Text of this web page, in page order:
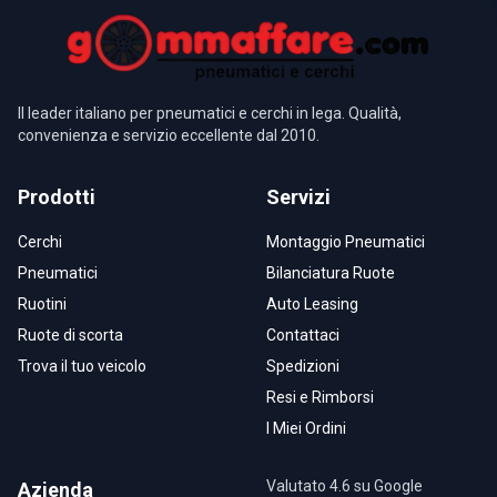
Il leader italiano per pneumatici e cerchi in lega. Qualità,
convenienza e servizio eccellente dal 2010.
Prodotti
Cerchi
Pneumatici
Ruotini
Ruote di scorta
Trova il tuo veicolo
Servizi
Montaggio Pneumatici
Bilanciatura Ruote
Auto Leasing
Contattaci
Spedizioni
Resi e Rimborsi
I Miei Ordini
Azienda Valutato 4.6 su Google